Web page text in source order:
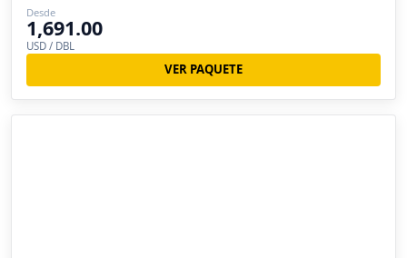
Desde
1,691.00
USD / DBL
VER PAQUETE